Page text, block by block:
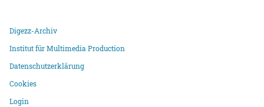
Digezz-Archiv
Institut für Multimedia Production
Datenschutzerklärung
Cookies
Login